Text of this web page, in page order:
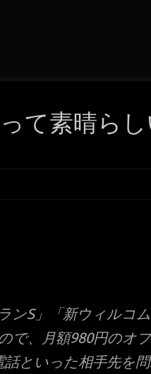
て素晴ら
ンS」「新ウィルコ
で、月額980円のオ
といった相手先を